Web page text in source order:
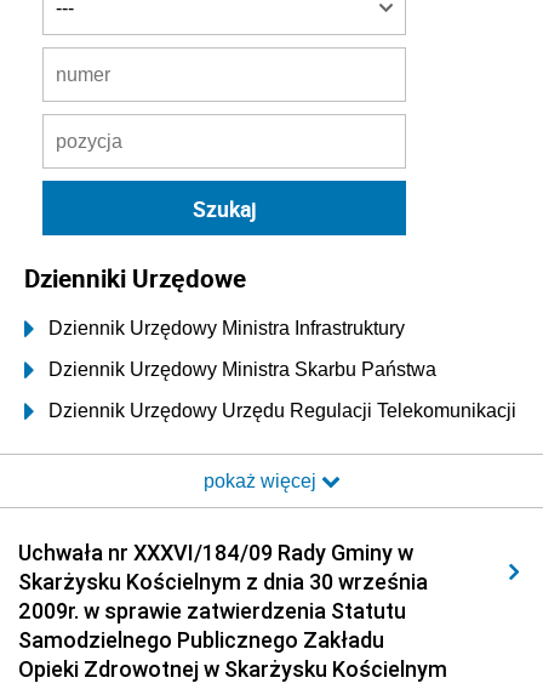
Dzienniki Urzędowe
Dziennik Urzędowy Ministra Infrastruktury
Dziennik Urzędowy Ministra Skarbu Państwa
Dziennik Urzędowy Urzędu Regulacji Telekomunikacji
Dziennik Urzędowy Ministra Transportu i Budownictwa
Elektronicznej
Dziennik Urzędowy Ministra Spraw Wewnętrznych i
Administracji
Dziennik Urzędowy Ministra Transportu
pokaż więcej
Uchwała nr XXXVI/184/09 Rady Gminy w
Skarżysku Kościelnym z dnia 30 września
2009r. w sprawie zatwierdzenia Statutu
Samodzielnego Publicznego Zakładu
Opieki Zdrowotnej w Skarżysku Kościelnym